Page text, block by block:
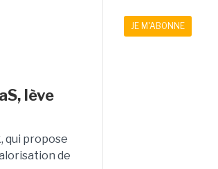
lève
qui propose
de
JE M'ABONNE